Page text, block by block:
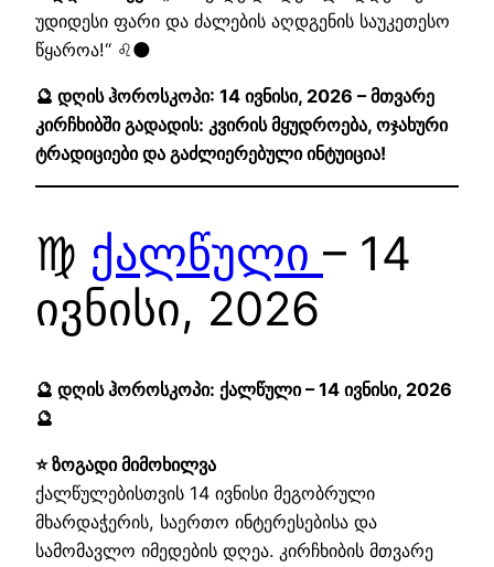
უდიდესი ფარი და ძალების აღდგენის საუკეთესო
წყაროა!“ ♌🌑
🔮 დღის ჰოროსკოპი: 14 ივნისი, 2026 – მთვარე
კირჩხიბში გადადის: კვირის მყუდროება, ოჯახური
ტრადიციები და გაძლიერებული ინტუიცია!
♍ ქალწული – 14
ივნისი, 2026
🔮 დღის ჰოროსკოპი: ქალწული – 14 ივნისი, 2026
🔮
⭐ ზოგადი მიმოხილვა
ქალწულებისთვის 14 ივნისი მეგობრული
მხარდაჭერის, საერთო ინტერესებისა და
სამომავლო იმედების დღეა. კირჩხიბის მთვარე